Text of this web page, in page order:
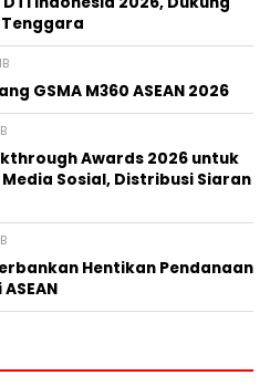
Tenggara
GSMA M360 ASEAN 2026
Awards 2026 untuk
Sosial, Distribusi Siaran
Hentikan Pendanaan